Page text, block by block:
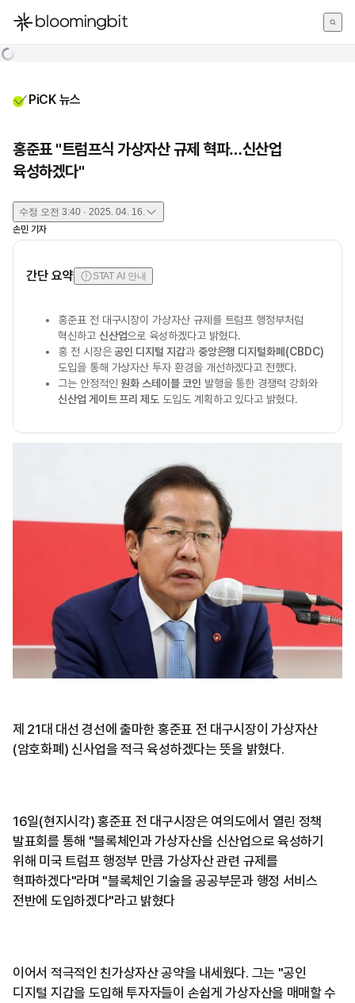
한국어
PiCK 뉴스
홍준표 "트럼프식 가상자산 규제 혁파…신산업
육성하겠다"
수정 오전 3:40 · 2025. 04. 16.
손민 기자
간단 요약 STAT AI 안내
홍준표 전 대구시장이 가상자산 규제를 트럼프 행정부처럼
혁신하고 신산업으로 육성하겠다고 밝혔다.
홍 전 시장은공인 디지털 지갑과 중앙은행 디지털화폐(CBDC)
도입을 통해 가상자산 투자 환경을 개선하겠다고 전했다.
그는 안정적인원화 스테이블 코인 발행을 통한 경쟁력 강화와
신산업 게이트 프리 제도 도입도 계획하고 있다고 밝혔다.
제 21대 대선 경선에 출마한 홍준표 전 대구시장이 가상자산
(암호화폐) 신사업을 적극 육성하겠다는 뜻을 밝혔다.
16일(현지시각) 홍준표 전 대구시장은 여의도에서 열린 정책
발표회를 통해 "블록체인과 가상자산을 신산업으로 육성하기
위해 미국 트럼프 행정부 만큼 가상자산 관련 규제를
혁파하겠다"라며 "블록체인 기술을 공공부문과 행정 서비스
전반에 도입하겠다"라고 밝혔다
이어서 적극적인 친가상자산 공약을 내세웠다. 그는 "공인
디지털 지갑을 도입해 투자자들이 손쉽게 가상자산을 매매할 수